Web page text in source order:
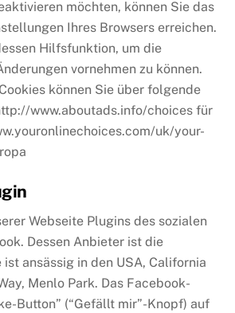
möchten, können Sie das
Ihres Browsers erreichen.
Hilfsfunktion, um die
vornehmen zu können.
können Sie über folgende
www.aboutads.info/choices für
uk/your-
Webseite Plugins des sozialen
Dessen Anbieter ist die
ansässig in den USA, California
Menlo Park. Das Facebook-
Button” (“Gefällt mir”-Knopf) auf